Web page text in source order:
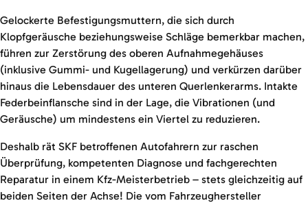
Gelockerte Befestigungsmuttern, die sich durch
Klopfgeräusche beziehungsweise Schläge bemerkbar machen,
führen zur Zerstörung des oberen Aufnahmegehäuses
(inklusive Gummi- und Kugellagerung) und verkürzen darüber
hinaus die Lebensdauer des unteren Querlenkerarms. Intakte
Federbeinflansche sind in der Lage, die Vibrationen (und
Geräusche) um mindestens ein Viertel zu reduzieren.
Deshalb rät SKF betroffenen Autofahrern zur raschen
Überprüfung, kompetenten Diagnose und fachgerechten
Reparatur in einem Kfz-Meisterbetrieb – stets gleichzeitig auf
beiden Seiten der Achse! Die vom Fahrzeughersteller